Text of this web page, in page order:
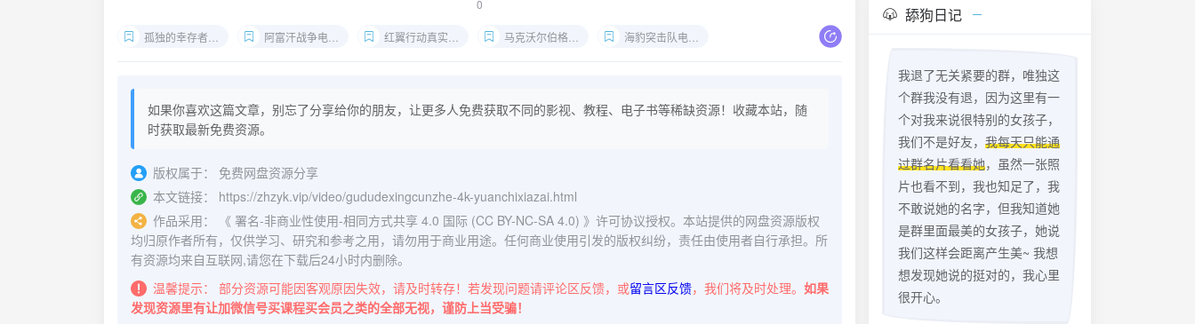
0
孤独的幸存者4K原盘下载 阿富汗战争电影高清资源 红翼行动真实事件还原 马克沃尔伯格战争片推荐 海豹突击队电影合集
如果你喜欢这篇文章，别忘了分享给你的朋友，让更多人免费获取不同的影视、教程、电子书等稀缺资源！收藏本站，随
时获取最新免费资源。
版权属于：
免费网盘资源分享
本文链接：
https://zhzyk.vip/video/gududexingcunzhe-4k-yuanchixiazai.html
作品采用：
《 署名-非商业性使用-相同方式共享 4.0 国际 (CC BY-NC-SA 4.0) 》许可协议授权。本站提供的网盘资源版权
均归原作者所有，仅供学习、研究和参考之用，请勿用于商业用途。任何商业使用引发的版权纠纷，责任由使用者自行承担。所
有资源均来自互联网,请您在下载后24小时内删除。
温馨提示：
部分资源可能因客观原因失效，请及时转存！若发现问题请评论区反馈，或留言区反馈，我们将及时处理。 如果
发现资源里有让加微信号买课程买会员之类的全部无视，谨防上当受骗！
舔狗日记
我退了无关紧要的群，唯独这
个群我没有退，因为这里有一
个对我来说很特别的女孩子，
我们不是好友， 我每天只能通
过群名片看看她，虽然一张照
片也看不到，我也知足了，我
不敢说她的名字，但我知道她
是群里面最美的女孩子，她说
我们这样会距离产生美~ 我想
想发现她说的挺对的，我心里
很开心。